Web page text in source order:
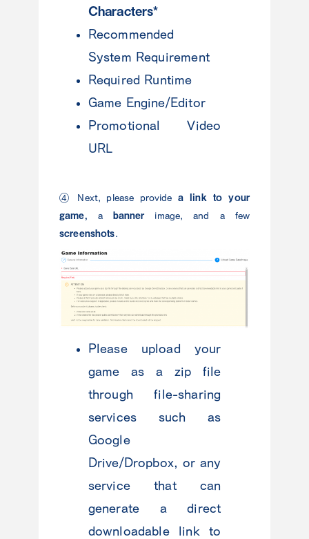
Characters*
Recommended
System Requirement
Required Runtime
Game Engine/Editor
Promotional Video
URL
④ Next, please provide a link to your
game, a bannerimage, and a few
screenshots
Please upload your
game as a zip file
through file-sharing
services such as
Google
Drive/Dropbox, or any
service that can
generate a direct
downloadable link to